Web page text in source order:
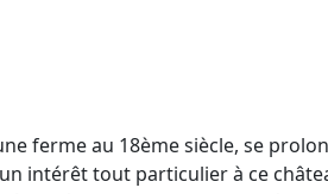
ferme au 18ème siècle, se
intérêt tout particulier à ce